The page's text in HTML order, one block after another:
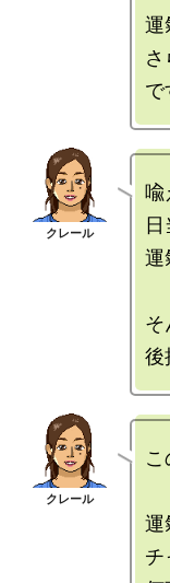
運
喩
日
運
そ
運
チ